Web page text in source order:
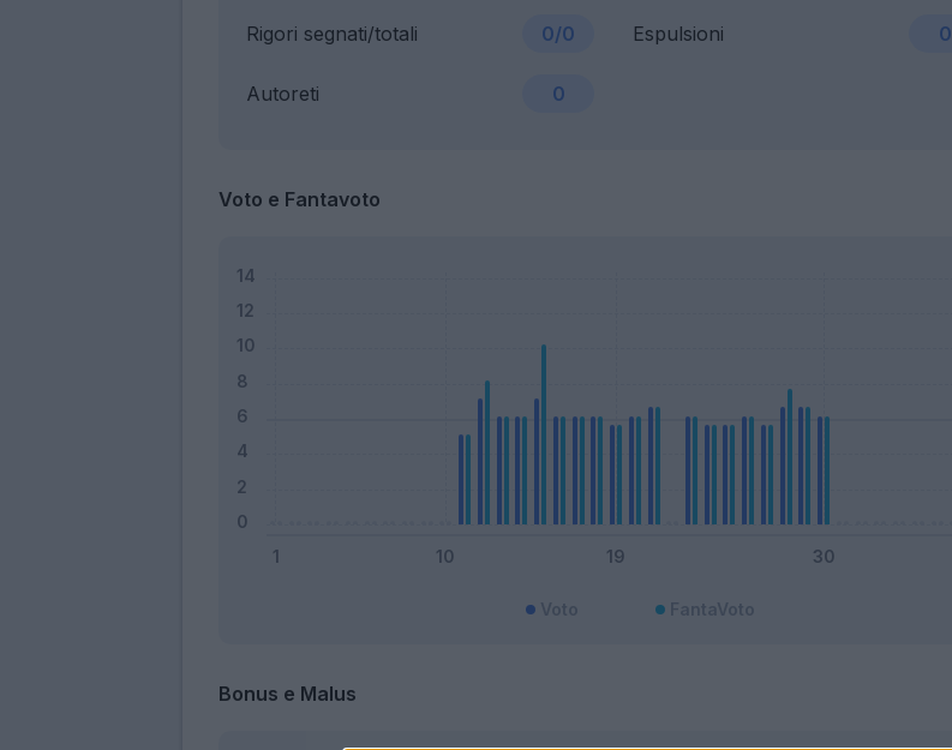
Rigori segnati/totali 0/0 Espulsioni 0
Autoreti 0
Voto e Fantavoto
Bonus e Malus